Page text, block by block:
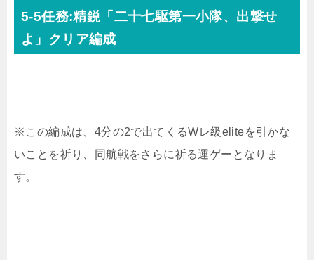
5-5任務:精鋭「二十七駆第一小隊、出撃せ
よ」クリア編成
※この編成は、4分の2で出てくるWレ級eliteを引かな
いことを祈り、同航戦をさらに祈る運ゲーとなりま
す。